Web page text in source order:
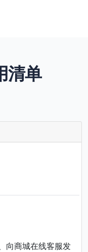
清单
向商城在线客服发